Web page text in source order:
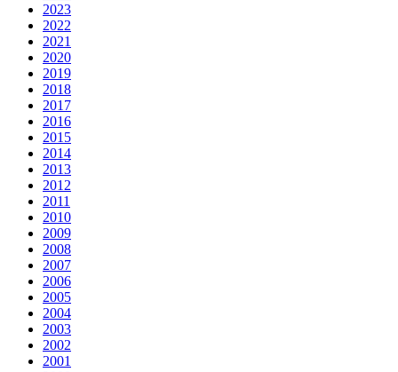
2023
2022
2021
2020
2019
2018
2017
2016
2015
2014
2013
2012
2011
2010
2009
2008
2007
2006
2005
2004
2003
2002
2001